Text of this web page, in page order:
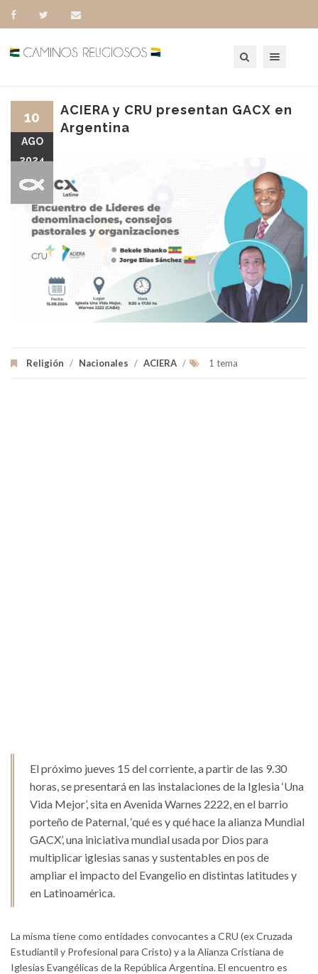
ACIERA y CRU presentan GACX en
Argentina
Religión / Nacionales / ACIERA / 1 tema
10
AGO
2024
El próximo jueves 15 del corriente, a partir de las 9.30
horas, se presentará en las instalaciones de la Iglesia ‘Una
Vida Mejor’, sita en Avenida Warnes 2222, en el barrio
porteño de Paternal, ‘qué es y qué hace la alianza Mundial
GACX’, una iniciativa mundial usada por Dios para
multiplicar iglesias sanas y sustentables en pos de
ampliar el impacto del Evangelio en distintas latitudes y
en Latinoamérica.
La misma tiene como entidades convocantes a CRU (ex Cruzada
Estudiantil y Profesional para Cristo) y a la Alianza Cristiana de
Iglesias Evangélicas de la República Argentina. El encuentro es